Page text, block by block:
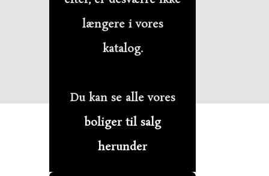
længere i vores
katalog.
Du kan se alle vores
boliger til salg
herunder